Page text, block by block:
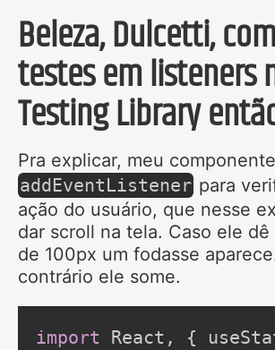
Beleza, Dulcetti,
testes em listeners
Testing Library
Pra explicar, meu
addEventListener para
ação do usuário, que nesse
dar scroll na tela. Caso ele dê
de 100px um fodasse
contrário ele some.
import React , {